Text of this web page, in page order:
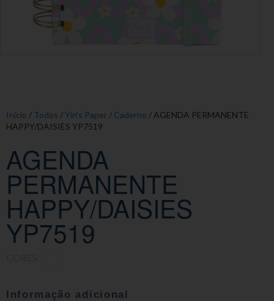
Início / Todos /Yin's Paper / Caderno / AGENDA PERMANENTE
HAPPY/DAISIES YP7519
AGENDA
PERMANENTE
HAPPY/DAISIES
YP7519
Informação adicional